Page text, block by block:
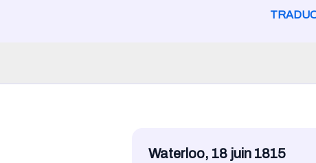
Waterloo, 18 juin 1815